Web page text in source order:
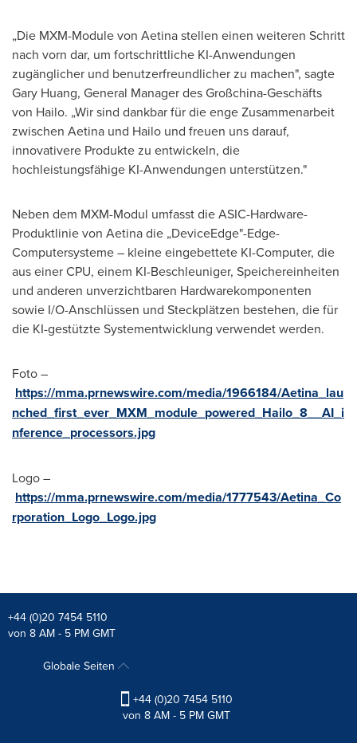
„Die MXM-Module von Aetina stellen einen weiteren Schritt
nach vorn dar, um fortschrittliche KI-Anwendungen
zugänglicher und benutzerfreundlicher zu machen", sagte
Gary Huang, General Manager des Großchina-Geschäfts
von Hailo. „Wir sind dankbar für die enge Zusammenarbeit
zwischen Aetina und Hailo und freuen uns darauf,
innovativere Produkte zu entwickeln, die
hochleistungsfähige KI-Anwendungen unterstützen."
Neben dem MXM-Modul umfasst die ASIC-Hardware-
Produktlinie von Aetina die „DeviceEdge"-Edge-
Computersysteme – kleine eingebettete KI-Computer, die
aus einer CPU, einem KI-Beschleuniger, Speichereinheiten
und anderen unverzichtbaren Hardwarekomponenten
sowie I/O-Anschlüssen und Steckplätzen bestehen, die für
die KI-gestützte Systementwicklung verwendet werden.
Foto –
https://mma.prnewswire.com/media/1966184/Aetina_lau
nched_first_ever_MXM_module_powered_Hailo_8__AI_i
nference_processors.jpg
Logo –
https://mma.prnewswire.com/media/1777543/Aetina_Co
rporation_Logo_Logo.jpg
+44 (0)20 7454 5110
von 8 AM - 5 PM GMT
Globale Seiten
+44 (0)20 7454 5110
von 8 AM - 5 PM GMT